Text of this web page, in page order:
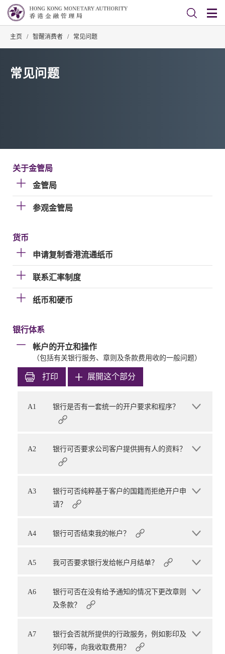
主页 / 智醒消费者 / 常见问题
常见问题
关于金管局
金管局
参观金管局
货币
申请复制香港流通纸币
联系汇率制度
纸币和硬币
银行体系
帐户的开立和操作
（包括有关银行服务、章则及条款费用收的一般问题）
打印 展開这个部分
A1 银行是否有一套统一的开户要求和程序？
A2 银行可否要求公司客户提供拥有人的资料？
A3
银行可否纯粹基于客户的国籍而拒绝开户申
请？
A4 银行可否结束我的帐户？
A5 我可否要求银行发给帐户月结单？
A6
银行可否在没有给予通知的情况下更改章则
及条款？
A7
银行会否就所提供的行政服务，例如影印及
列印等，向我收取费用？